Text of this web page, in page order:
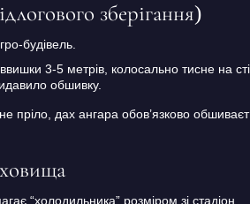
зберігання)
будівель.
3-5 метрів, колосально тисне на
обшивку.
пріло, дах ангара обов’язково
“холодильника” розміром зі стадіон.